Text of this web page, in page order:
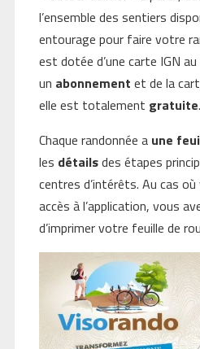
l’ensemble des sentiers
entourage pour faire votre
est dotée d’une carte IGN
un abonnement et de la
elle est totalement gratuite.
Chaque randonnée a une
les détailsdes étapes
centres d’intérêts. Au cas où
accès à l’application, vous
d’imprimer votre feuille de